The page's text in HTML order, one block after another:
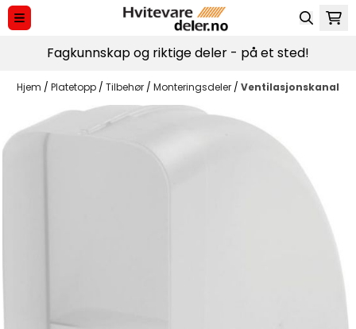
Hopp til innhold
Fagkunnskap og riktige deler - på et sted!
Hjem / Platetopp / Tilbehør / Monteringsdeler / Ventilasjonskanal